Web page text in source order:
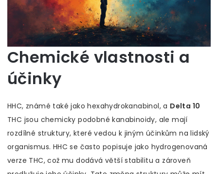
Chemické vlastnosti a
účinky
HHC, známé také jako hexahydrokanabinol, a Delta 10
THC jsou chemicky podobné kanabinoidy, ale mají
rozdílné struktury, které vedou k jiným účinkům na lidský
organismus. HHC se často popisuje jako hydrogenovaná
verze THC, což mu dodává větší stabilitu a zároveň